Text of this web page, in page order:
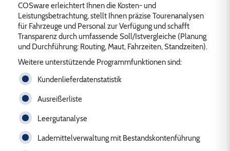
COSware erleichtert Ihnen die Kosten- und
Leistungsbetrachtung, stellt Ihnen präzise Tourenanalysen
für Fahrzeuge und Personal zur Verfügung und schafft
Transparenz durch umfassende Soll/Istvergleiche (Planung
und Durchführung: Routing, Maut, Fahrzeiten, Standzeiten).
Weitere unterstützende Programmfunktionen sind:
Kundenlieferdatenstatistik
Ausreißerliste
Leergutanalyse
Lademittelverwaltung mit Bestandskontenführung